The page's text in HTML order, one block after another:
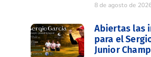
8 de agosto de
Abiertas las
para el
Junior